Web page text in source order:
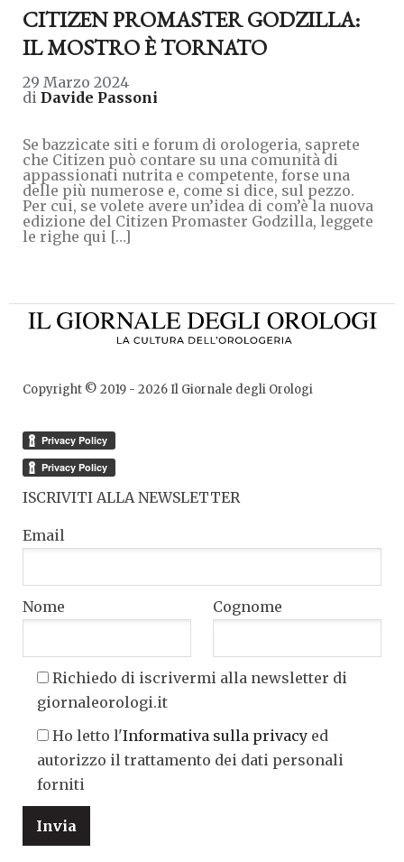
CITIZEN PROMASTER GODZILLA:
IL MOSTRO È TORNATO
29 Marzo 2024
di Davide Passoni
Se bazzicate siti e forum di orologeria, saprete
che Citizen può contare su una comunità di
appassionati nutrita e competente, forse una
delle più numerose e, come si dice, sul pezzo.
Per cui, se volete avere un’idea di com’è la nuova
edizione del Citizen Promaster Godzilla, leggete
le righe qui […]
Copyright © 2019 - 2026Il Giornale degli Orologi
ISCRIVITI ALLA NEWSLETTER
Email
Nome Cognome
Richiedo di iscrivermi alla newsletter di
giornaleorologi.it
Ho letto l'Informativa sulla privacy ed
autorizzo il trattamento dei dati personali
forniti